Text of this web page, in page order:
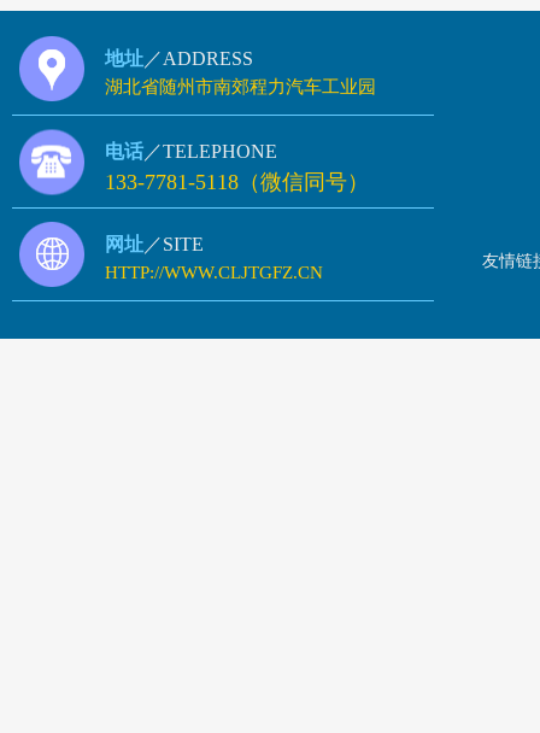
地址 ／ADDRESS
湖北省随州市南郊程力汽车工业园
电话 ／TELEPHONE
133-7781-5118（微信同号）
网址 ／SITE
HTTP://WWW.CLJTGFZ.CN
友情链